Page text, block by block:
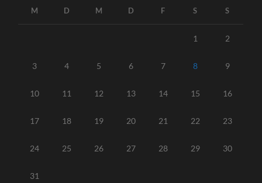
M D M D F S S
1 2
3 4 5 6 7 8 9
10 11 12 13 14 15 16
17 18 19 20 21 22 23
24 25 26 27 28 29 30
31